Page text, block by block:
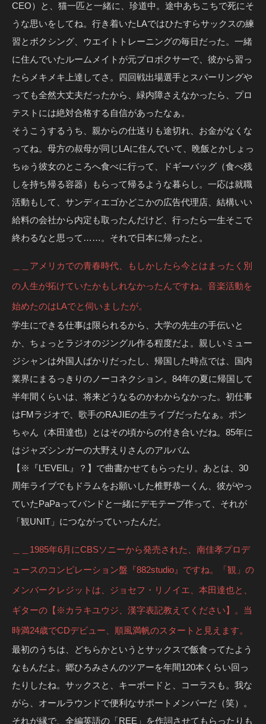
CEO）と、猫一匹と一緒に、珍道中。途中あちこちで死にそ
うな思いをしてね。行き着いたLAではひたすらサックスの練
習とボクシング、ウエイトトレーニングの毎日だった。一緒
に住んでいたルームメイトが元プロボクサーで、彼から習っ
たらメキメキ上達してさ。四回戦出場選手とスパーリングや
っても全然大丈夫だったから、緑内障さえなかったら、プロ
テストには絶対合格する自信があったなぁ。
そうこうするうち、親からの仕送りも途切れ、お金がなくな
ってね。母方の叔母が同じLAに住んでいて、晩飯とかしょっ
ちゅう彼女のところへ食べに行って、ドギーバッグ（食べ残
しを持ち帰る容器）もらって帰るような暮らし。一応は就職
活動もして、サンディエゴかどこかの広告代理店、結構いい
給料の会社から内定も取ったんだけど、行ったら一生そこで
終わるなと思って……。それで日本に帰ったと。
＿＿アメリカでの青春時代、もしかしたら今とはまったく別
の人生が拓けていたかもしれなかったんですね。音楽活動を
始めたのはLAでと伺いましたが。
学生にできる仕事は限られるから、大学の先生の手伝いと
か、ちょっとラジオのジングル作る程度だよ。親しいミュー
ジシャンは外国人ばかりだったし、帰国した時点では、国内
業界にまるっきりのノーコネクション。84年の夏に帰国して
半年間くらいは、将来どうなるのかわからなかった。初仕事
はFMラジオで、歌手のRAJIEの生ライブだったなぁ。ポン
ちゃん（本田達也）とはその頃からの付き合いだね。85年に
はジャズシンガーの大野えりさんのアルバム
【※『L’EVEIL』？】で曲書かせてもらったり。あとは、30
周年ライブでもドラムをお願いした椎野恭一くん、彼がやっ
ていたPaPaってバンドと一緒にデモテープ作って、それが
「観UNIT」につながっていったんだ。
＿＿1985年6月にCBSソニーから発売された、南佳孝プロデ
ュースのコンピレーション盤『882studio』ですね。「観」の
メンバークレジットは、ジョセフ・リノイエ、本田達也と、
ギターの【※カラキユウジ、漢字表記教えてください】。当
時満24歳でCDデビュー、順風満帆のスタートと見えます。
最初のうちは、どちらかというとサックスで飯食ってたよう
なもんだよ。郷ひろみさんのツアーを年間120本くらい回っ
たりしたね。サックスと、キーボードと、コーラスも。我な
がら、オールラウンドで便利なサポートメンバーだ（笑）。
それが縁で、全編英語の「REE」を作詞させてもらったりも